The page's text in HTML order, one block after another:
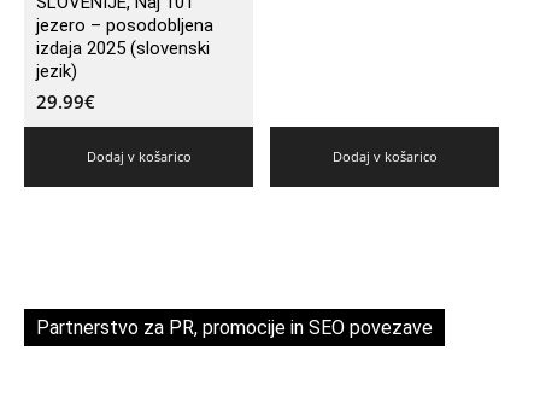
jezero – posodobljena
izdaja 2025 (slovenski
jezik)
29.99€
Dodaj v košarico Dodaj v košarico
Partnerstvo za PR, promocije in SEO povezave